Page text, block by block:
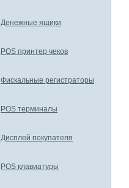
Денежные ящики
POS принтер чеков
Фискальные регистраторы
POS терминалы
Дисплей покупателя
POS клавиатуры